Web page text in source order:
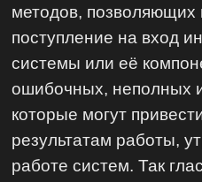
методов, позволяющих
поступление на вход
системы или её
ошибочных, неполных
которые могут
результатам работы,
работе систем. Так